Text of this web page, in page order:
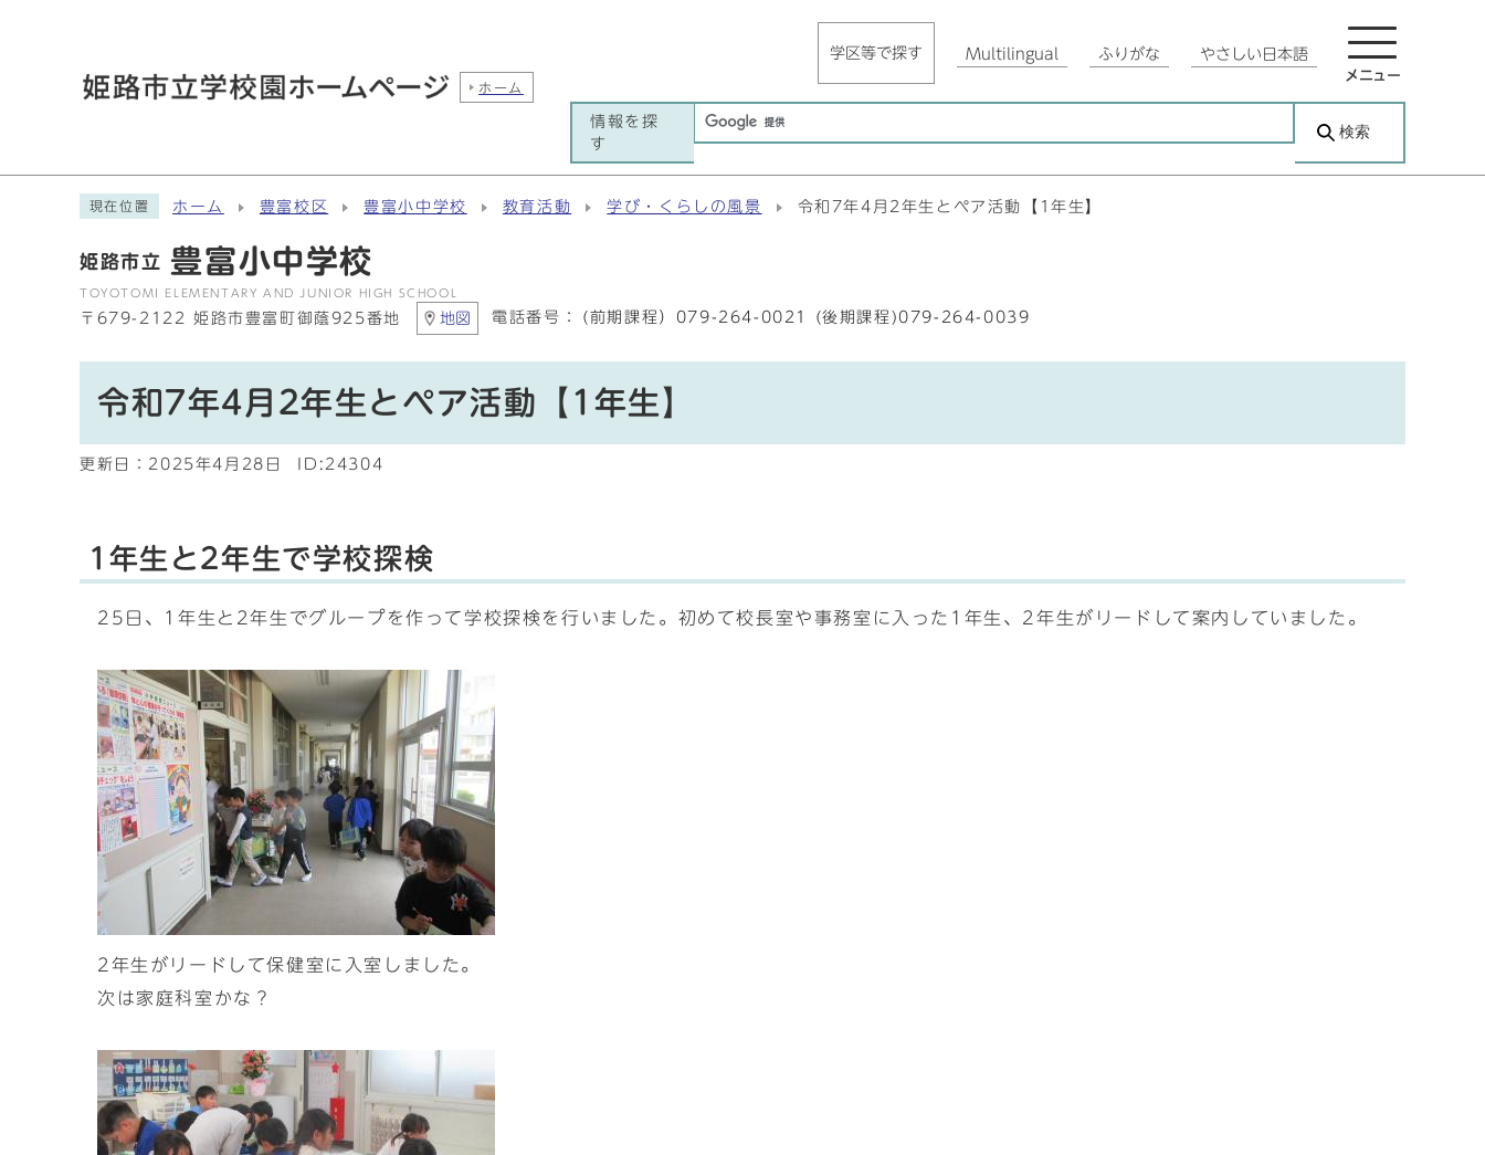
ホーム
学区等で探す Multilingual ふりがな やさしい日本語
メニュー
情報を探
す
検索
現在位置 ホーム 豊富校区 豊富小中学校 教育活動 学び・くらしの風景 令和7年4月2年生とペア活動【1年生】
姫路市立 豊富小中学校
TOYOTOMI ELEMENTARY AND JUNIOR HIGH SCHOOL
〒679-2122 姫路市豊富町御蔭925番地 地図 電話番号： (前期課程）079-264-0021 (後期課程)079-264-0039
令和7年4月2年生とペア活動【1年生】
更新日： 2025年4月28日 ID:24304
1年生と2年生で学校探検
25日、1年生と2年生でグループを作って学校探検を行いました。初めて校長室や事務室に入った1年生、2年生がリードして案内していました。
2年生がリードして保健室に入室しました。
次は家庭科室かな？